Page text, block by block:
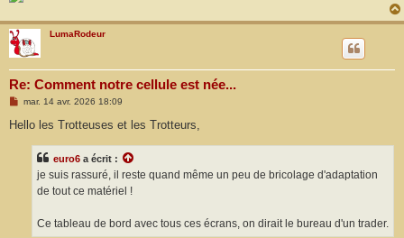
LumaRodeur
Re: Comment notre cellule est née...
M
s
mar. 14 avr. 2026 18:09
Hello les Trotteuses et les Trotteurs,
euro6 a écrit :
je suis rassuré, il reste quand même un peu de bricolage d'adaptation
de tout ce matériel !
Ce tableau de bord avec tous ces écrans, on dirait le bureau d'un trader.